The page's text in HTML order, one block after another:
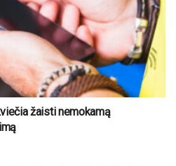
žaisti nemokamą